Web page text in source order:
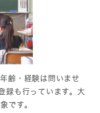
齢・経験は問いませ
録も行っています。大
です。